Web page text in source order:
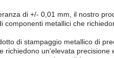
di +/- 0,01 mm, il nostro
componenti metallici che
di stampaggio metallico di
richiedono un'elevata